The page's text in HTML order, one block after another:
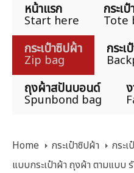
หน้าแรก
Start here
กระเ
Tote
กระเป๋าซิปผ้า
Zip bag
กระ
ถุงผ้าสปันบอนด์
Spunbond bag
Home กระเป๋าซิปผ้า
กระเ
แบบกระเป๋าผ้า ถุงผ้า ตามแบบ